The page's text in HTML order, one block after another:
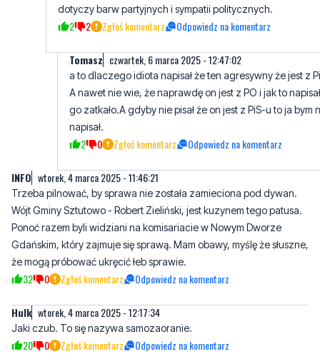
dotyczy barw partyjnych i sympatii politycznych.
2 2 Zgłoś komentarz Odpowiedz na komentarz
Tomasz czwartek, 6 marca 2025 - 12:47:02
a to dlaczego idiota napisał że ten agresywny że jest z
A nawet nie wie, że naprawdę on jest z PO i jak to
go zatkało.A gdyby nie pisał że on jest z PiS-u to ja bym
napisał.
2 0 Zgłoś komentarz Odpowiedz na komentarz
INFO wtorek, 4 marca 2025 - 11:46:21
Trzeba pilnować, by sprawa nie została zamieciona pod dywan.
Wójt Gminy Sztutowo - Robert Zieliński, jest kuzynem tego patusa.
Ponoć razem byli widziani na komisariacie w Nowym Dworze
Gdańskim, który zajmuje się sprawą. Mam obawy, myślę że słuszne,
że mogą próbować ukręcić łeb sprawie.
32 0 Zgłoś komentarz Odpowiedz na komentarz
Hulk wtorek, 4 marca 2025 - 12:17:34
Jaki czub. To się nazywa samozaoranie.
20 0 Zgłoś komentarz Odpowiedz na komentarz